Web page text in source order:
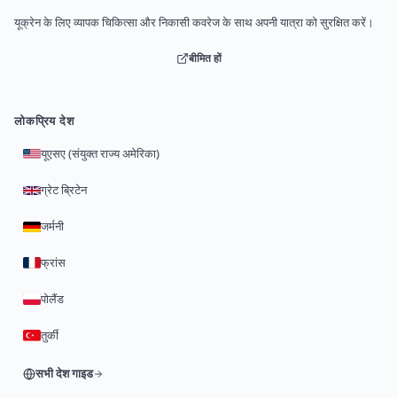
यूक्रेन के लिए व्यापक चिकित्सा और निकासी कवरेज के साथ अपनी यात्रा को सुरक्षित करें।
बीमित हों
लोकप्रिय देश
यूएसए (संयुक्त राज्य अमेरिका)
ग्रेट ब्रिटेन
जर्मनी
फ्रांस
पोलैंड
तुर्की
सभी देश गाइड